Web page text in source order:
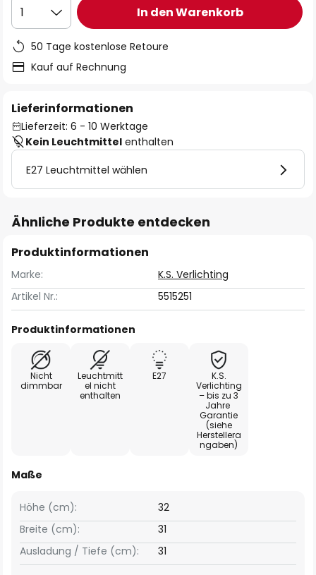
1 In den Warenkorb
50 Tage kostenlose Retoure
Kauf auf Rechnung
Lieferinformationen
Lieferzeit: 6 - 10 Werktage
Kein Leuchtmittel enthalten
E27 Leuchtmittel wählen
Ähnliche Produkte entdecken
Produktinformationen
Marke:
K.S. Verlichting
Artikel Nr.:
5515251
Produktinformationen
Nicht
dimmbar
Leuchtmitt
el nicht
enthalten
E27
K.S.
Verlichting
– bis zu 3
Jahre
Garantie
(siehe
Herstellera
ngaben)
Maße
Breite (cm): 31
Höhe (cm): 32
Ausladung / Tiefe (cm): 31